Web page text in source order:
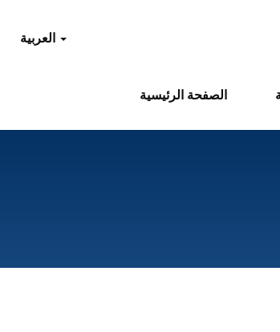
الصفحة الرئيسية